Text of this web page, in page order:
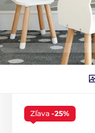
Zľava -25%